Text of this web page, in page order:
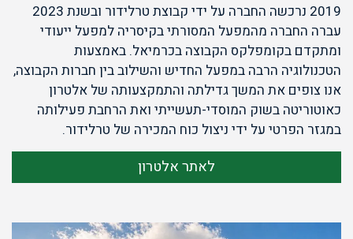
2019 נרכשה החברה על ידי קבוצת טרלידור ובשנת 2023
עברה החברה מהמפעל המסורתי בקיסריה למפעל ייעודי
ומתקדם בקומפלקס הקבוצה בכרמיאל. באמצעות
הטכנולוגיה הרבה במפעל החדיש והשילוב בין חברות הקבוצה,
אנו צופים את המשך גדילתה והתמקצעותה של אלטרון
כאוטוריטה בשוק המוסדי-תעשייתי ואת הרחבת פעילותה
במגזר הפרטי על ידי ניצול כוח המכירה של טרלידור.
לאתר אלטרון